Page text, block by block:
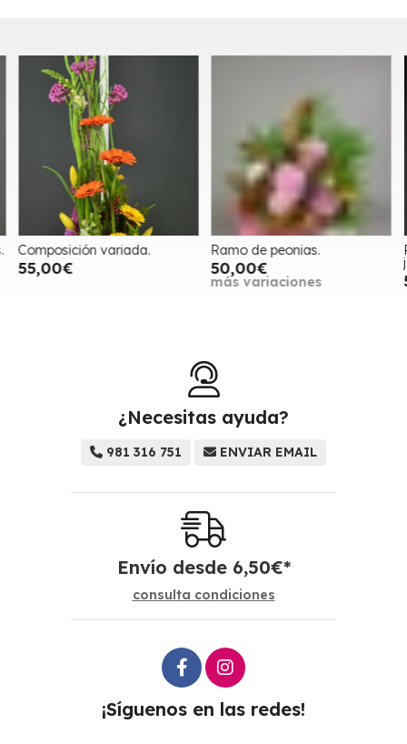
Composición variada.
55,00€
Ramo de peonias.
50,00€
más variaciones
¿Necesitas ayuda?
981 316 751 ENVIAR EMAIL
Envío desde 6,50€*
consulta condiciones
¡Síguenos en las redes!